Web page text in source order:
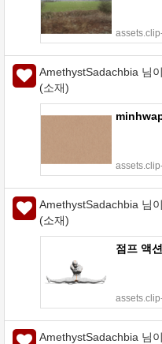
AmethystSadachbia 님
(소재)
AmethystSadachbia 님
(소재)
점프 액
AmethystSadachbia 님